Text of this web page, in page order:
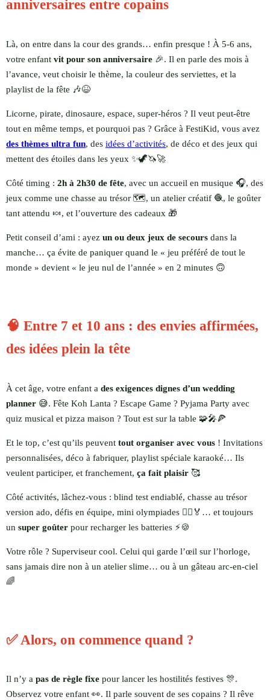
anniversaires entre copains
Là, on entre dans la cour des grands… enfin presque ! À 5-6 ans,
votre enfant vit pour son anniversaire 🎉. Il en parle des mois à
l’avance, veut choisir le thème, la couleur des serviettes, et la
playlist de la fête 🎶😆
Licorne, pirate, dinosaure, espace, super-héros ? Il veut peut-être
tout en même temps, et pourquoi pas ? Grâce à FestiKid, vous avez
des thèmes ultra fun, des idées d’activités, de déco et des jeux qui
mettent des étoiles dans les yeux ✨🦖🦄🚀
Côté timing : 2h à 2h30 de fête, avec un accueil en musique 🎧, des
jeux comme une chasse au trésor 🗺️, un atelier créatif 🧶, le goûter
tant attendu 🍬, et l’ouverture des cadeaux 🎁
Petit conseil d’ami : ayez un ou deux jeux de secours dans la
manche… ça évite de paniquer quand le « jeu préféré de tout le
monde » devient « le jeu nul de l’année » en 2 minutes 🙃
🧠 Entre 7 et 10 ans : des envies affirmées,
des idées plein la tête
À cet âge, votre enfant a des exigences dignes d’un wedding
planner 😅. Fête Koh Lanta ? Escape Game ? Pyjama Party avec
quiz musical et pizza maison ? Tout est sur la table 🧩🎤🍕
Et le top, c’est qu’ils peuvent tout organiser avec vous ! Invitations
personnalisées, déco à fabriquer, playlist spéciale karaoké… Ils
veulent participer, et franchement, ça fait plaisir 🥰
Côté activités, lâchez-vous : blind test endiablé, chasse au trésor
version ado, défis en équipe, mini olympiades 🏃‍♂️🏅… et toujours
un super goûter pour recharger les batteries ⚡🍪
Votre rôle ? Superviseur cool. Celui qui garde l’œil sur l’horloge,
sans jamais dire non à un atelier slime… ou à un gâteau arc-en-ciel
🌈
✅ Alors, on commence quand ?
Il n’y a pas de règle fixe pour lancer les hostilités festives 🎊.
Observez votre enfant 👀. Il parle souvent de ses copains ? Il rêve